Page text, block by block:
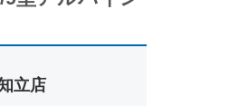
立店